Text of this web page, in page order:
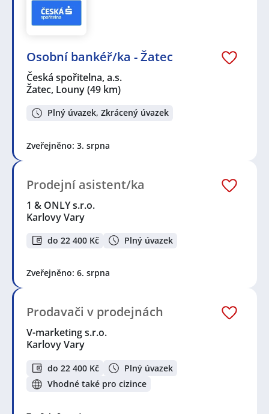
Osobní bankéř/ka - Žatec
Česká spořitelna, a.s.
Žatec, Louny(49 km)
Plný úvazek, Zkrácený úvazek
Zveřejněno: 3. srpna
Prodejní asistent/ka
1 & ONLY s.r.o.
Karlovy Vary
do 22 400 Kč Plný úvazek
Zveřejněno: 6. srpna
Prodavači v prodejnách
V-marketing s.r.o.
Karlovy Vary
do 22 400 Kč
Plný úvazek
Vhodné také pro cizince